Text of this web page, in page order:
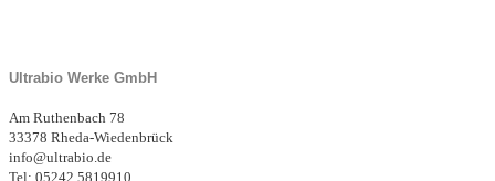
Ultrabio Werke GmbH
Am Ruthenbach 78
33378 Rheda-Wiedenbrück
info@ultrabio.de
Tel: 05242 5819910